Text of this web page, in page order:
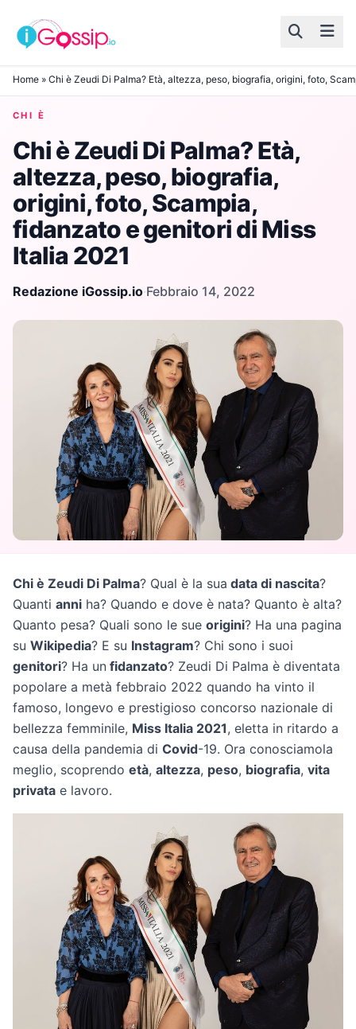
Skip to content
Home » Chi è Zeudi Di Palma? Età, altezza, peso, biografia, origini, foto,
CHI È
Chi è Zeudi Di Palma? Età,
altezza, peso, biografia,
origini, foto, Scampia,
fidanzato e genitori di Miss
Italia 2021
Redazione iGossip.io·Febbraio 14, 2022
Chi è Zeudi Di Palma? Qual è la sua data di nascita?
Quanti anni ha? Quando e dove è nata? Quanto è alta?
Quanto pesa? Quali sono le sue origini? Ha una pagina
su Wikipedia? E su Instagram? Chi sono i suoi
genitori? Ha un fidanzato? Zeudi Di Palma è diventata
popolare a metà febbraio 2022 quando ha vinto il
famoso, longevo e prestigioso concorso nazionale di
bellezza femminile, Miss Italia 2021, eletta in ritardo a
causa della pandemia di Covid-19. Ora conosciamola
meglio, scoprendo età, altezza, peso, biografia, vita
privata e lavoro.